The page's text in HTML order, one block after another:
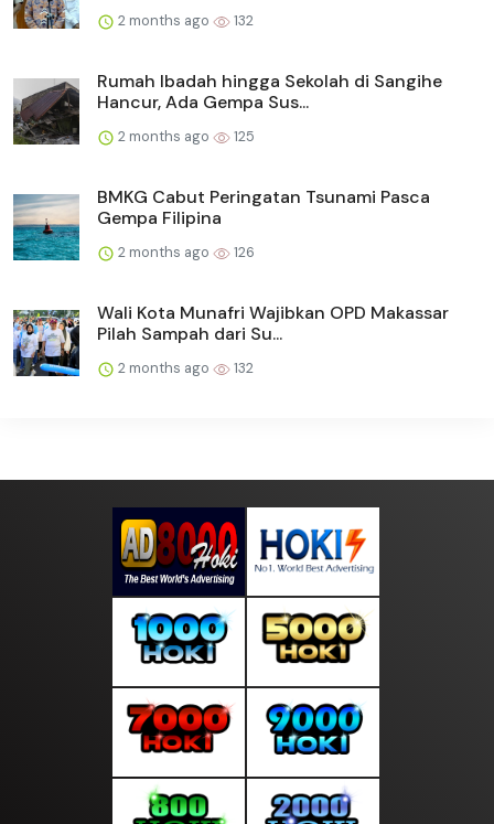
2 months ago 132
Rumah Ibadah hingga Sekolah di Sangihe
Hancur, Ada Gempa Sus...
2 months ago 125
BMKG Cabut Peringatan Tsunami Pasca
Gempa Filipina
2 months ago 126
Wali Kota Munafri Wajibkan OPD Makassar
Pilah Sampah dari Su...
2 months ago 132